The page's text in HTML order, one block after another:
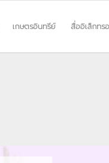
เกษตรอินทรีย์ สื่ออิเล็กทร